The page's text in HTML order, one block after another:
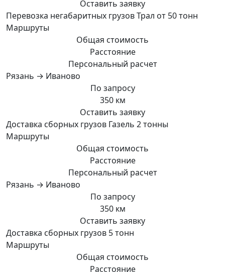
Оставить заявку
Перевозка негабаритных грузов Трал от 50 тонн
Маршруты
Общая стоимость
Расстояние
Персональный расчет
Рязань → Иваново
По запросу
350 км
Оставить заявку
Доставка сборных грузов Газель 2 тонны
Маршруты
Общая стоимость
Расстояние
Персональный расчет
Рязань → Иваново
По запросу
350 км
Оставить заявку
Доставка сборных грузов 5 тонн
Маршруты
Общая стоимость
Расстояние